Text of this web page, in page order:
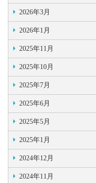
2026年3月
2026年1月
2025年11月
2025年10月
2025年7月
2025年6月
2025年5月
2025年1月
2024年12月
2024年11月